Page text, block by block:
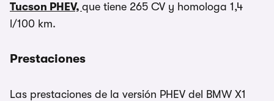
Tucson PHEV, que tiene 265 CV y homologa 1,4
l/100 km.
Prestaciones
Las prestaciones de la versión PHEV del BMW X1